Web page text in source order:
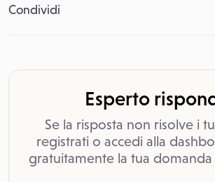
Condividi
Esperto
Se la risposta non risolve i
registrati o accedi alla
gratuitamente la tua domanda